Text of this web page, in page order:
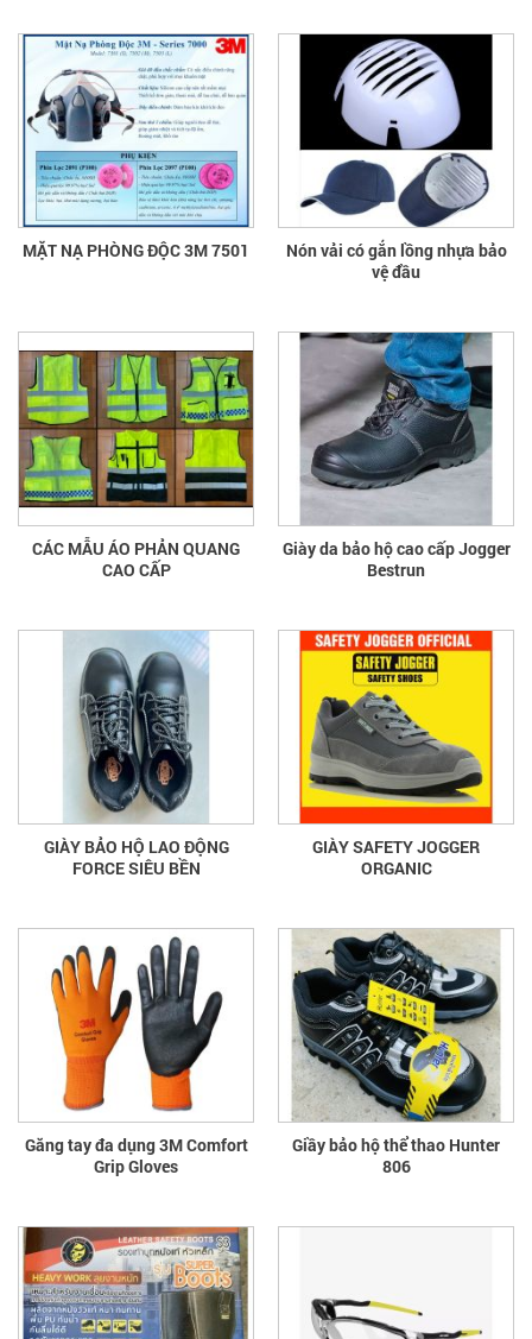
MẶT NẠ PHÒNG ĐỘC 3M 7501
Nón vải có gắn lồng nhựa bảo
vệ đầu
CÁC MẪU ÁO PHẢN QUANG
CAO CẤP
Giày da bảo hộ cao cấp Jogger
Bestrun
GIÀY BẢO HỘ LAO ĐỘNG
FORCE SIÊU BỀN
GIÀY SAFETY JOGGER
ORGANIC
Găng tay đa dụng 3M Comfort
Grip Gloves
Giầy bảo hộ thể thao Hunter
806